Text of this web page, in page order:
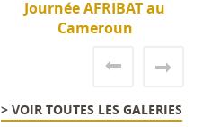
Journée AFRIBAT au
Cameroun
> VOIR TOUTES LES GALERIES